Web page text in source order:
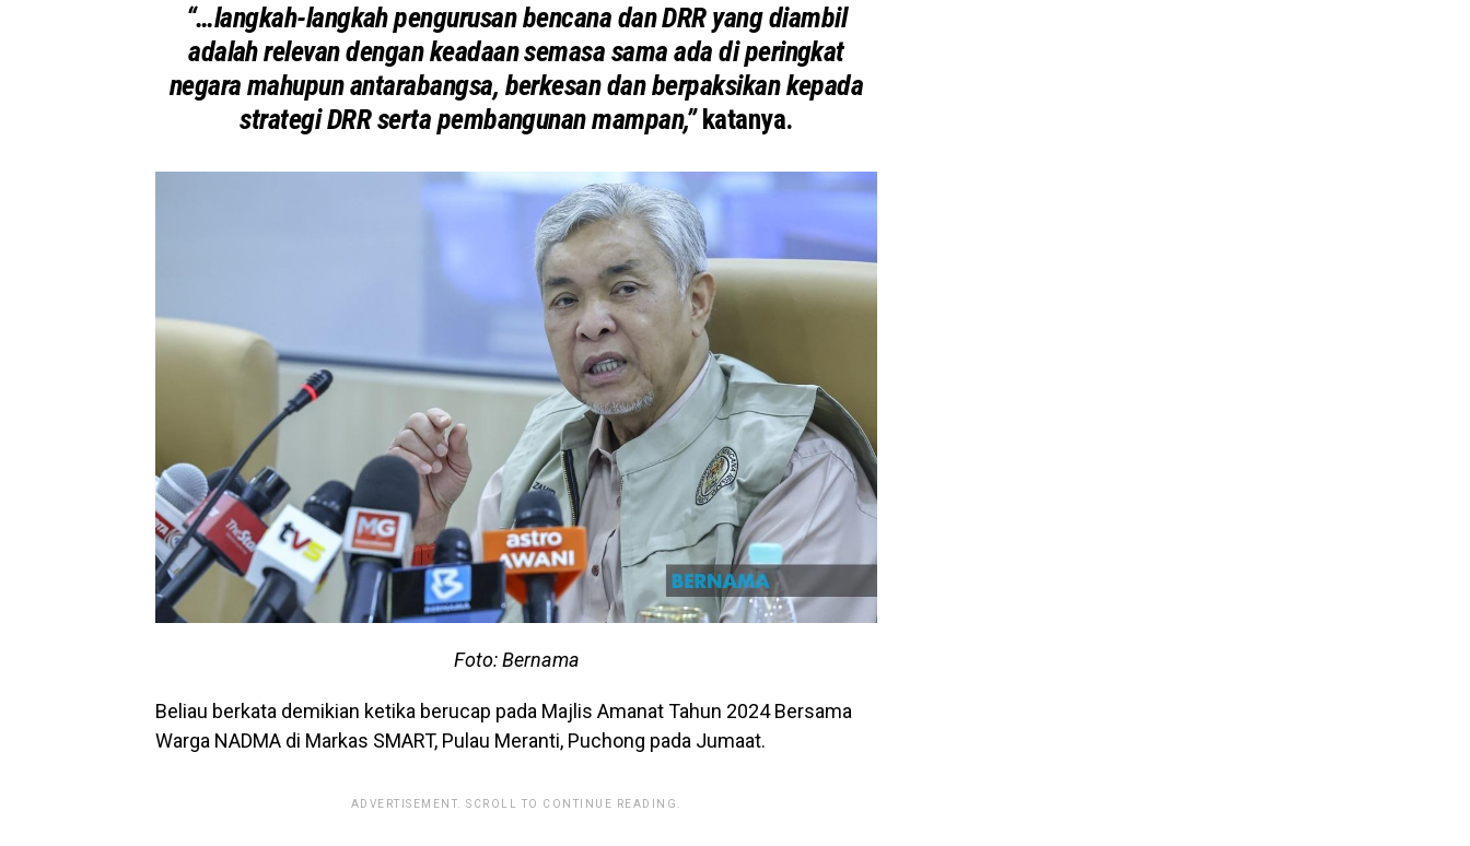
“…langkah-langkah pengurusan bencana dan DRR yang diambil
adalah relevan dengan keadaan semasa sama ada di peringkat
negara mahupun antarabangsa, berkesan dan berpaksikan kepada
strategi DRR serta pembangunan mampan,”katanya.
Foto: Bernama
Beliau berkata demikian ketika berucap pada Majlis Amanat Tahun 2024 Bersama
Warga NADMA di Markas SMART, Pulau Meranti, Puchong pada Jumaat.
ADVERTISEMENT. SCROLL TO CONTINUE READING.